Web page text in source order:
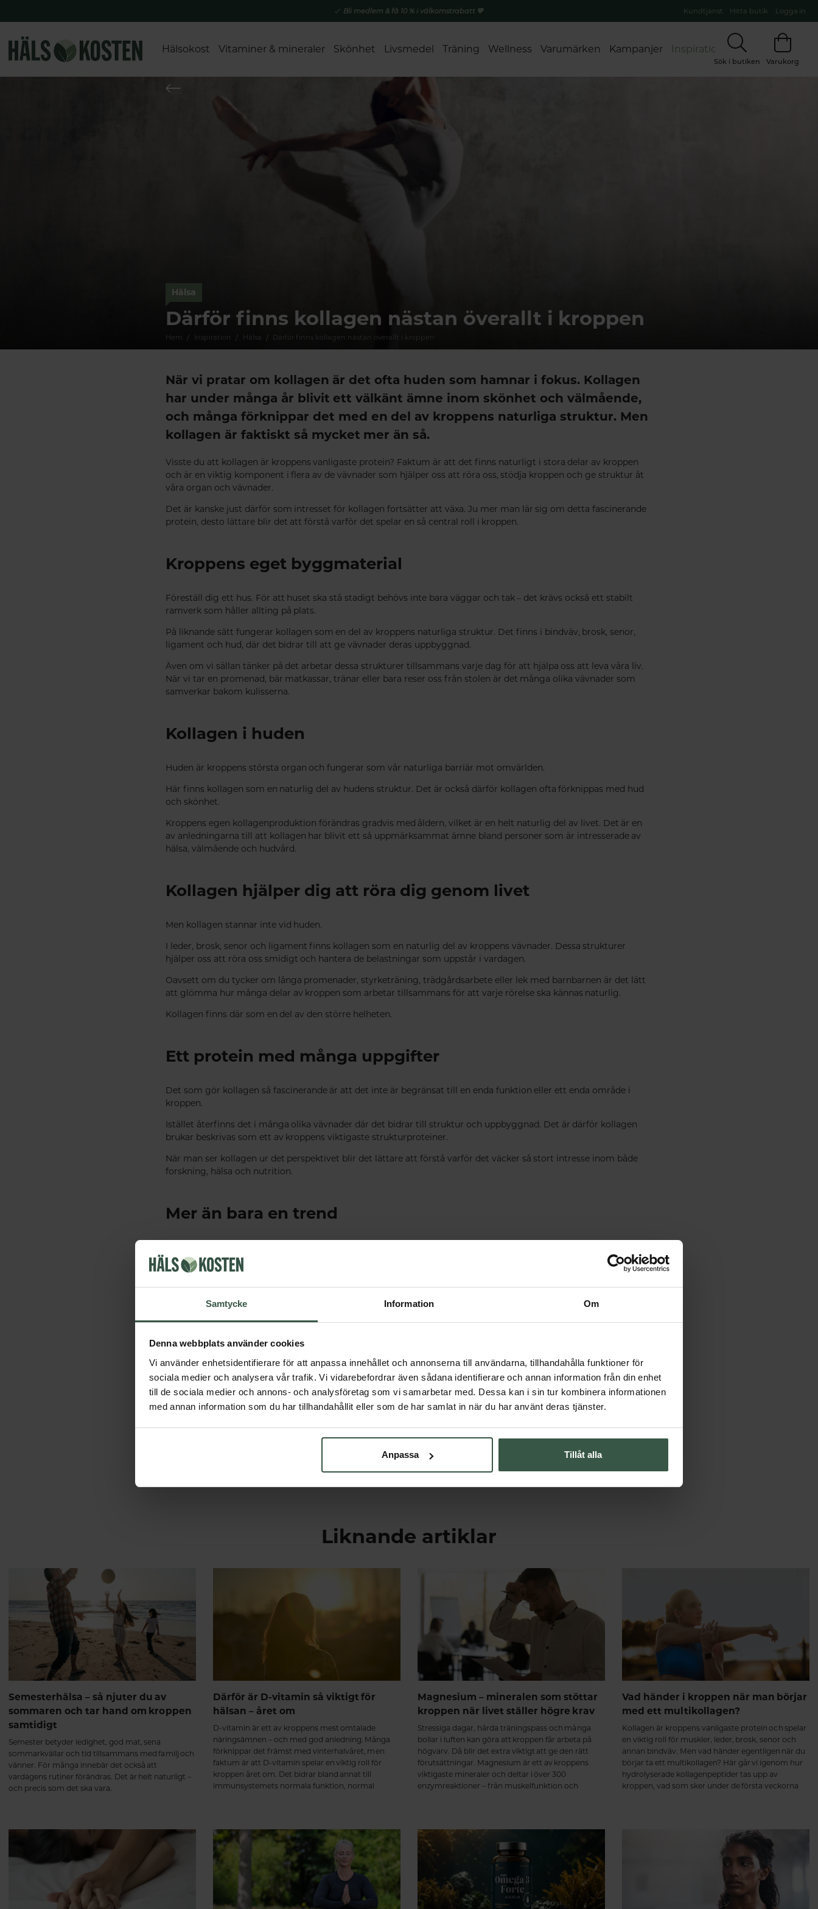
Samtycke Information Om
Denna webbplats använder cookies
Vi använder enhetsidentifierare för att anpassa innehållet och annonserna till användarna, tillhandahålla funktioner för
sociala medier och analysera vår trafik. Vi vidarebefordrar även sådana identifierare och annan information från din enhet
till de sociala medier och annons- och analysföretag som vi samarbetar med. Dessa kan i sin tur kombinera informationen
med annan information som du har tillhandahållit eller som de har samlat in när du har använt deras tjänster.
Anpassa Tillåt alla
Bli medlem & få 10 % i välkomstrabatt 💚 Kundtjänst Hitta butik Logga in
Hälsokost Vitaminer & mineraler Skönhet Livsmedel Träning Wellness Varumärken Kampanjer Inspiration
Sök i butiken Varukorg
Hälsa
Därför finns kollagen nästan överallt i kroppen
Hem Inspiration Hälsa Därför finns kollagen nästan överallt i kroppen
När vi pratar om kollagen är det ofta huden som hamnar i fokus. Kollagen
har under många år blivit ett välkänt ämne inom skönhet och välmående,
och många förknippar det med en del av kroppens naturliga struktur. Men
kollagen är faktiskt så mycket mer än så.
Visste du att kollagen är kroppens vanligaste protein? Faktum är att det finns naturligt i stora delar av kroppen
och är en viktig komponent i flera av de vävnader som hjälper oss att röra oss, stödja kroppen och ge struktur åt
våra organ och vävnader.
Det är kanske just därför som intresset för kollagen fortsätter att växa. Ju mer man lär sig om detta fascinerande
protein, desto lättare blir det att förstå varför det spelar en så central roll i kroppen.
Kroppens eget byggmaterial
Föreställ dig ett hus. För att huset ska stå stadigt behövs inte bara väggar och tak – det krävs också ett stabilt
ramverk som håller allting på plats.
På liknande sätt fungerar kollagen som en del av kroppens naturliga struktur. Det finns i bindväv, brosk, senor,
ligament och hud, där det bidrar till att ge vävnader deras uppbyggnad.
Även om vi sällan tänker på det arbetar dessa strukturer tillsammans varje dag för att hjälpa oss att leva våra liv.
När vi tar en promenad, bär matkassar, tränar eller bara reser oss från stolen är det många olika vävnader som
samverkar bakom kulisserna.
Kollagen i huden
Huden är kroppens största organ och fungerar som vår naturliga barriär mot omvärlden.
Här finns kollagen som en naturlig del av hudens struktur. Det är också därför kollagen ofta förknippas med hud
och skönhet.
Kroppens egen kollagenproduktion förändras gradvis med åldern, vilket är en helt naturlig del av livet. Det är en
av anledningarna till att kollagen har blivit ett så uppmärksammat ämne bland personer som är intresserade av
hälsa, välmående och hudvård.
Kollagen hjälper dig att röra dig genom livet
Men kollagen stannar inte vid huden.
I leder, brosk, senor och ligament finns kollagen som en naturlig del av kroppens vävnader. Dessa strukturer
hjälper oss att röra oss smidigt och hantera de belastningar som uppstår i vardagen.
Oavsett om du tycker om långa promenader, styrketräning, trädgårdsarbete eller lek med barnbarnen är det lätt
att glömma hur många delar av kroppen som arbetar tillsammans för att varje rörelse ska kännas naturlig.
Kollagen finns där som en del av den större helheten.
Ett protein med många uppgifter
Det som gör kollagen så fascinerande är att det inte är begränsat till en enda funktion eller ett enda område i
kroppen.
Istället återfinns det i många olika vävnader där det bidrar till struktur och uppbyggnad. Det är därför kollagen
brukar beskrivas som ett av kroppens viktigaste strukturproteiner.
När man ser kollagen ur det perspektivet blir det lättare att förstå varför det väcker så stort intresse inom både
forskning, hälsa och nutrition.
Mer än bara en trend
är ett protein som har funnits i människokroppen så länge vi har existerat.
Sammanfattning
Kollagen är mycket mer än något som förknippas med huden. Det är kroppens vanligaste protein och finns
naturligt i hud, brosk, senor, ligament och annan bindväv. Genom att förstå hur utbrett kollagen faktiskt är får
kollagen fortsätter att växa.
Liknande artiklar
Semesterhälsa – så njuter du av
sommaren och tar hand om kroppen
samtidigt
Semester betyder ledighet, god mat, sena
sommarkvällar och tid tillsammans med familj och
vänner. För många innebär det också att
vardagens rutiner förändras. Det är helt naturligt –
och precis som det ska vara.
Därför är D-vitamin så viktigt för
hälsan – året om
D-vitamin är ett av kroppens mest omtalade
näringsämnen – och med god anledning. Många
förknippar det främst med vinterhalvåret, men
faktum är att D-vitamin spelar en viktig roll för
kroppen året om. Det bidrar bland annat till
immunsystemets normala funktion, normal
Magnesium – mineralen som stöttar
kroppen när livet ställer högre krav
Stressiga dagar, hårda träningspass och många
bollar i luften kan göra att kroppen får arbeta på
högvarv. Då blir det extra viktigt att ge den rätt
förutsättningar. Magnesium är ett av kroppens
viktigaste mineraler och deltar i över 300
enzymreaktioner – från muskelfunktion och
Vad händer i kroppen när man börjar
med ett multikollagen?
Kollagen är kroppens vanligaste protein och spelar
en viktig roll för muskler, leder, brosk, senor och
annan bindväv. Men vad händer egentligen när du
börjar ta ett multikollagen? Här går vi igenom hur
hydrolyserade kollagenpeptider tas upp av
kroppen, vad som sker under de första veckorna
för muskler och leder Intresset för kollagentillskott
fortsätter att öka – inte bara för hudens skull, utan
också för muskler, leder, senor och annan bindväv.
Men vad händer egentligen i kroppen när man
börjar ta ett multikollagen med kollagen typ I, II
och III? Här går vi igenom vad forskningen visar –
från de första veckorna till de långsiktiga